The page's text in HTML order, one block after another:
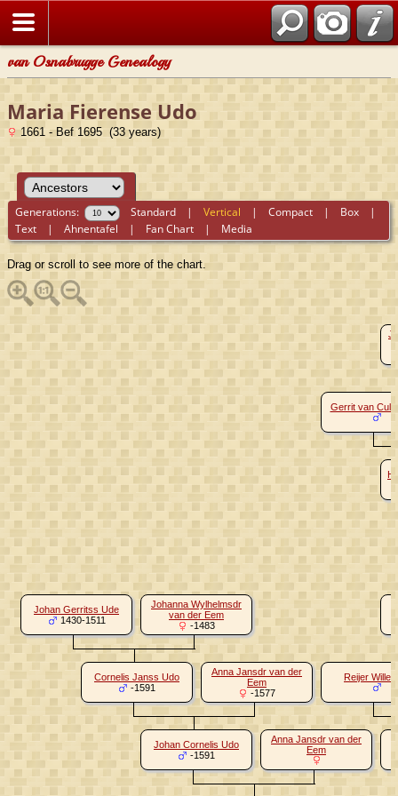
van Osnabrugge Genealogy
Maria Fierense Udo
1661 - Bef 1695 (33 years)
Generations: Standard |Vertical |Compact | Box |
Text |Ahnentafel | Fan Chart | Media
Drag or scroll to see more of the chart.
Gerrit van
Johan Gerritss Ude
1430-1511
Johanna Wylhelmsdr
van der Eem
-1483
Cornelis Janss Udo
-1591
Anna Jansdr van der
Eem
-1577
Reijer
Johan Cornelis Udo
-1591
Anna Jansdr van der
Eem